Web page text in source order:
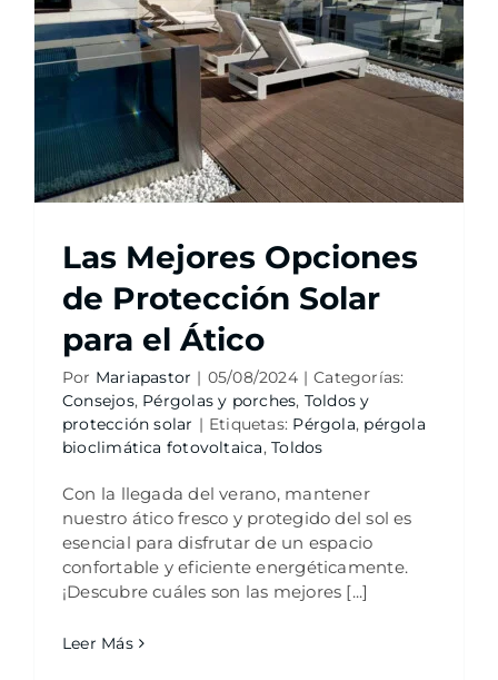
Las Mejores Opciones
de Protección Solar
para el Ático
Por Mariapastor | 05/08/2024 | Categorías:
Consejos, Pérgolas y porches, Toldos y
protección solar | Etiquetas: Pérgola, pérgola
bioclimática fotovoltaica,Toldos
Con la llegada del verano, mantener
nuestro ático fresco y protegido del sol es
esencial para disfrutar de un espacio
confortable y eficiente energéticamente.
¡Descubre cuáles son las mejores [...]
Leer Más